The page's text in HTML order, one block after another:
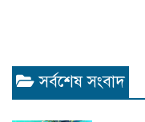
সর্বশেষ সংবাদ